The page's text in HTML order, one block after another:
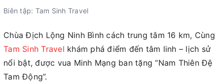
Biên tập: Tam Sinh Travel
Chùa Địch Lộng Ninh Bình cách trung tâm 16 km, Cùng
Tam Sinh Travel khám phá điểm đến tâm linh – lịch sử
nổi bật, được vua Minh Mạng ban tặng “Nam Thiên Đệ
Tam Động”.